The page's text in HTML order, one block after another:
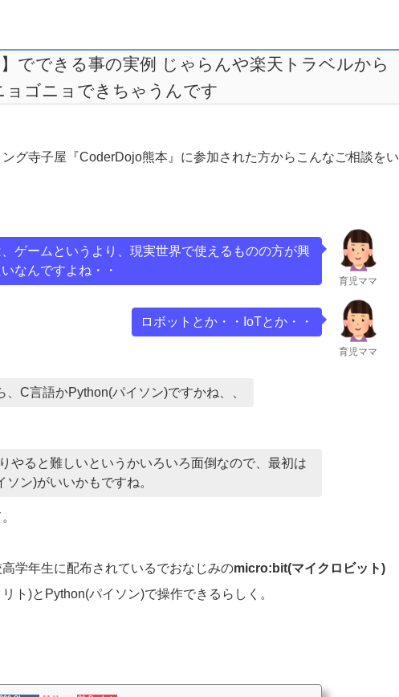
】でできる事の実例 じゃらんや楽天トラベルから
ゴニョできちゃうんです
グ寺子屋『CoderDojo熊本』に参加された方からこんなご相談をい
育児ママ
、ゲームというより、現実世界で使えるものの方が興
なんですよね・・
育児ママ
ロボットとか・・IoTとか・・
、C言語かPython(パイソン)ですかね、、
やると難しいというかいろいろ面倒なので、最初は
ソン)がいいかもですね。
学年生に配布されているでおなじみのmicro:bit(マイクロビット)
ト)とPython(パイソン)で操作できるらしく。